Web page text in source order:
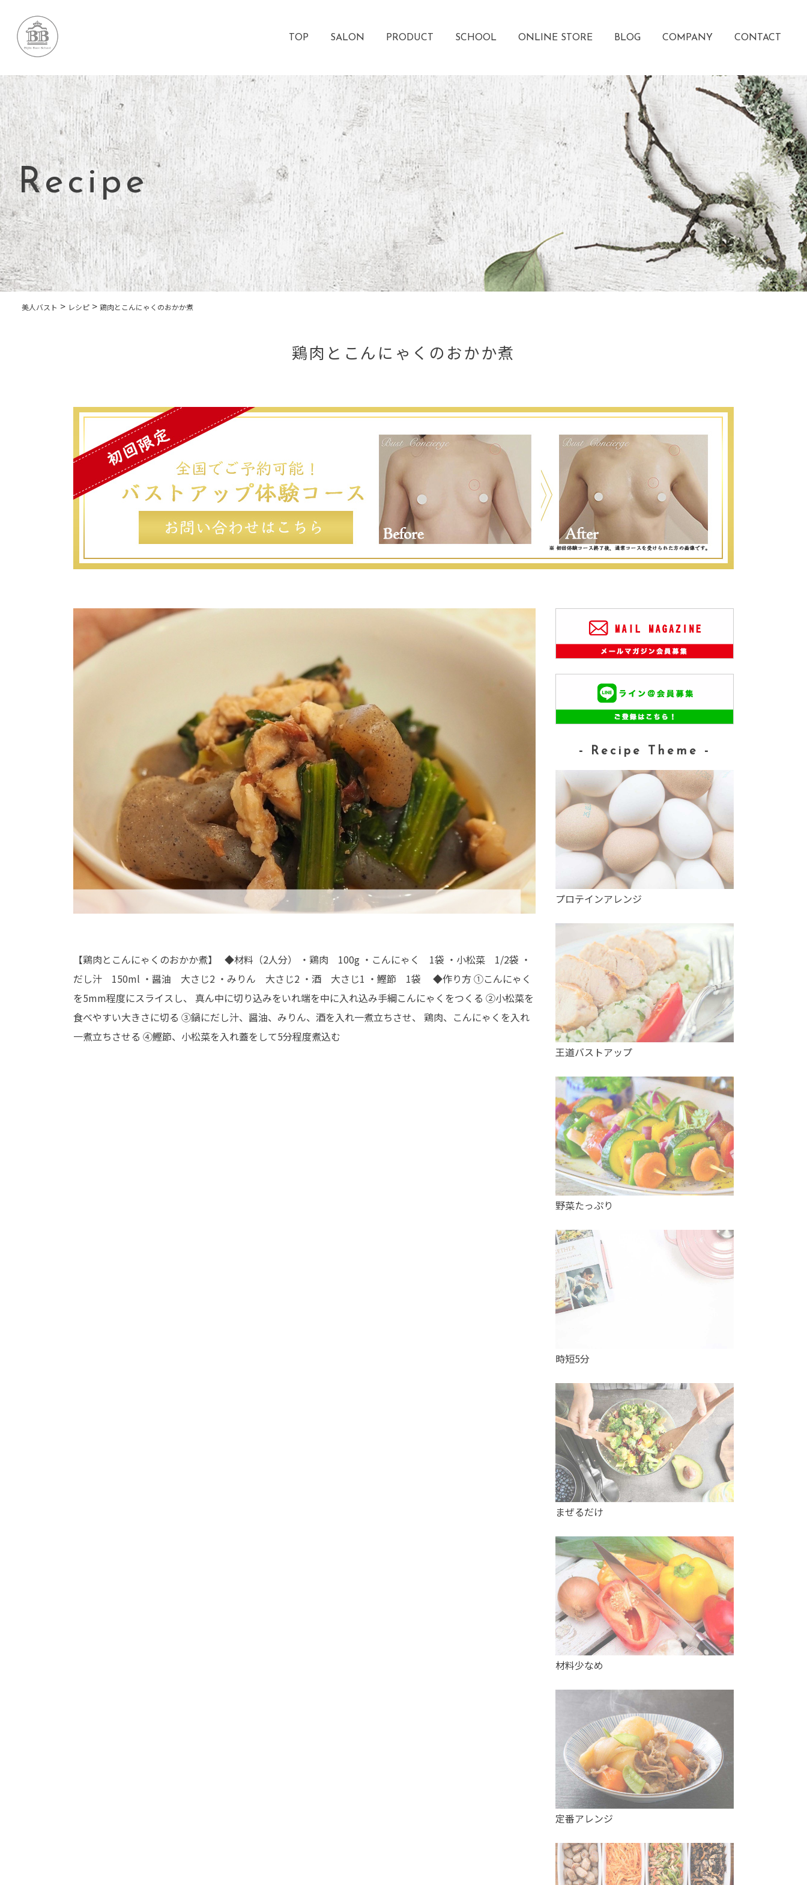
TOP SALON PRODUCT SCHOOL ONLINE STORE BLOG COMPANY CONTACT
Recipe
美人バスト > レシピ > 鶏肉とこんにゃくのおかか煮
鶏肉とこんにゃくのおかか煮
【鶏肉とこんにゃくのおかか煮】 ◆材料（2人分） ・鶏肉 100g ・こんにゃく 1袋 ・小松菜 1/2袋 ・
だし汁 150ml ・醤油 大さじ2 ・みりん 大さじ2 ・酒 大さじ1 ・鰹節 1袋 ◆作り方 ①こんにゃく
を5mm程度にスライスし、 真ん中に切り込みをいれ端を中に入れ込み手綱こんにゃくをつくる ②小松菜を
食べやすい大きさに切る ③鍋にだし汁、醤油、みりん、酒を入れ一煮立ちさせ、 鶏肉、こんにゃくを入れ
一煮立ちさせる ④鰹節、小松菜を入れ蓋をして5分程度煮込む
- Recipe Theme -
プロテインアレンジ
王道バストアップ
野菜たっぷり
時短5分
まぜるだけ
材料少なめ
定番アレンジ